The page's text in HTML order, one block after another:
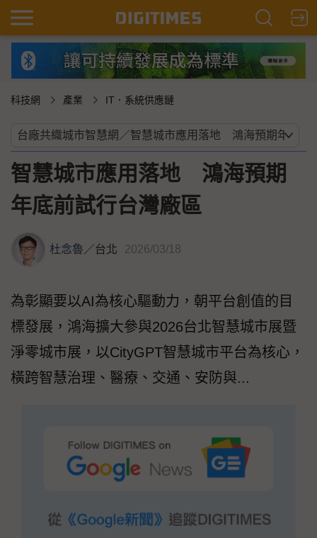
科技網 產業 IT．系統供應鏈
智慧城市應用落地 鴻海預期
年底前試行台灣廠區
杜念魯／台北 2026/03/18
為彰顯要以AI為核心驅動力，朝平台創值的目
標發展，鴻海擴大參與2026台北智慧城市展暨
淨零城市展，以CityGPT智慧城市平台為核心，
橫跨智慧治理、醫療、交通、安防與...